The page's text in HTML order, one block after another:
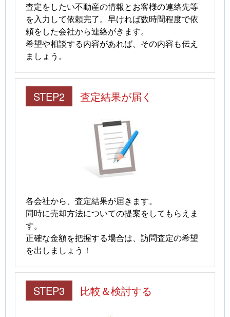
査定をしたい不動産の情報とお客様の連絡先等
を入力して依頼完了。早ければ数時間程度で依
頼をした会社から連絡がきます。
希望や相談する内容があれば、その内容も伝え
ましょう。
STEP2 査定結果が届く
各会社から、査定結果が届きます。
同時に売却方法についての提案をしてもらえま
す。
正確な金額を把握する場合は、訪問査定の希望
を出しましょう！
STEP3 比較＆検討する